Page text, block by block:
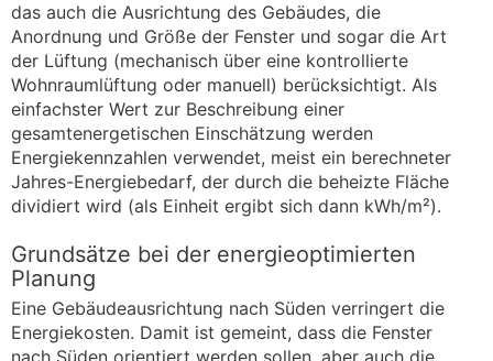
das auch die Ausrichtung des Gebäudes, die
Anordnung und Größe der Fenster und sogar die Art
der Lüftung (mechanisch über eine kontrollierte
Wohnraumlüftung oder manuell) berücksichtigt. Als
einfachster Wert zur Beschreibung einer
gesamtenergetischen Einschätzung werden
Energiekennzahlen verwendet, meist ein berechneter
Jahres-Energiebedarf, der durch die beheizte Fläche
dividiert wird (als Einheit ergibt sich dann kWh/m²).
Grundsätze bei der energieoptimierten
Planung
Eine Gebäudeausrichtung nach Süden verringert die
Energiekosten. Damit ist gemeint, dass die Fenster
nach Süden orientiert werden sollen, aber auch die